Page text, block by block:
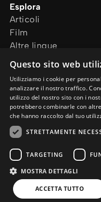
Esplora
Articoli
Film
Altre lingue
I nostri progetti
Altri siti web
Ho bisogno di
Ho una domanda
Seguici
© Copyright 2026
un sito
WebNL
Questo sito web
Utilizziamo i cookie per
analizzare il nostro traffico.
utilizzo del nostro sito con i
potrebbero combinarle con
che hanno raccolto dal tuo
STRETTAMENTE
TARGETING
MOSTRA DETTAGLI
ACCETTA TUTTO